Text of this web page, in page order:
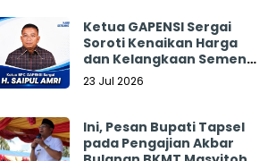
Ketua GAPENSI Sergai
Soroti Kenaikan Harga
dan Kelangkaan Semen,
Minta Pemerintah
23 Jul 2026
Ini, Pesan Bupati Tapsel
pada Pengajian Akbar